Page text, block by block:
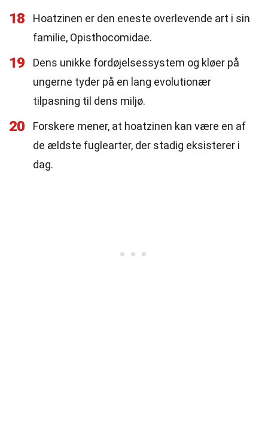
18
Hoatzinen er den eneste overlevende art i sin
familie, Opisthocomidae.
19
Dens unikke fordøjelsessystem og kløer på
ungerne tyder på en lang evolutionær
tilpasning til dens miljø.
20
Forskere mener, at hoatzinen kan være en af
de ældste fuglearter, der stadig eksisterer i
dag.